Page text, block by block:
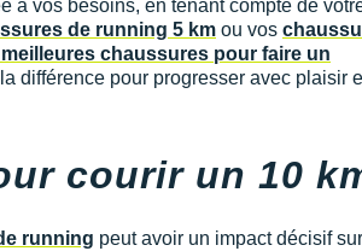
à vos besoins, en tenant compte de
de running 5 km ou vos
meilleures chaussures pour faire un
différence pour progresser avec plaisir
courir un 10
running peut avoir un impact décisif